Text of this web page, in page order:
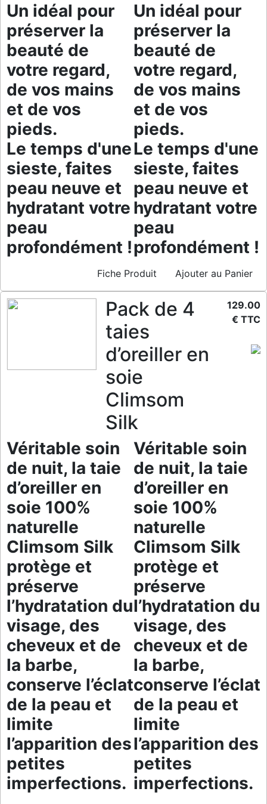
Un idéal pour
préserver la
beauté de
votre regard,
de vos mains
et de vos
pieds.
Le temps d'une
sieste, faites
peau neuve et
hydratant votre
peau
profondément !
Un idéal pour
préserver la
beauté de
votre regard,
de vos mains
et de vos
pieds.
Le temps d'une
sieste, faites
peau neuve et
hydratant votre
peau
profondément !
Fiche Produit Ajouter au Panier
Pack de 4
taies
d’oreiller en
soie
Climsom
Silk
Véritable soin
de nuit, la taie
d’oreiller en
soie 100%
naturelle
Climsom Silk
protège et
préserve
l’hydratation du
visage, des
cheveux et de
la barbe,
conserve l’éclat
de la peau et
limite
l’apparition des
petites
imperfections.
Véritable soin
de nuit, la taie
d’oreiller en
soie 100%
naturelle
Climsom Silk
protège et
préserve
l’hydratation du
visage, des
cheveux et de
la barbe,
conserve l’éclat
de la peau et
limite
l’apparition des
petites
imperfections.
129.00
€ TTC